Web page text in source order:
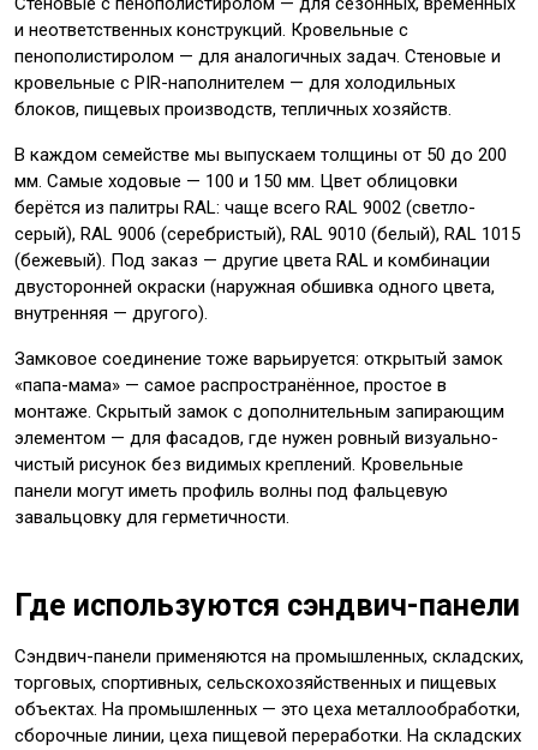
и неответственных конструкций. Кровельные с
пенополистиролом — для аналогичных задач. Стеновые и
кровельные с PIR-наполнителем — для холодильных
блоков, пищевых производств, тепличных хозяйств.
В каждом семействе мы выпускаем толщины от 50 до 200
мм. Самые ходовые — 100 и 150 мм. Цвет облицовки
берётся из палитры RAL: чаще всего RAL 9002 (светло-
серый), RAL 9006 (серебристый), RAL 9010 (белый), RAL 1015
(бежевый). Под заказ — другие цвета RAL и комбинации
двусторонней окраски (наружная обшивка одного цвета,
внутренняя — другого).
Замковое соединение тоже варьируется: открытый замок
«папа-мама» — самое распространённое, простое в
монтаже. Скрытый замок с дополнительным запирающим
элементом — для фасадов, где нужен ровный визуально-
чистый рисунок без видимых креплений. Кровельные
панели могут иметь профиль волны под фальцевую
завальцовку для герметичности.
Где используются сэндвич-панели
Сэндвич-панели применяются на промышленных, складских,
торговых, спортивных, сельскохозяйственных и пищевых
объектах. На промышленных — это цеха металлообработки,
сборочные линии, цеха пищевой переработки. На складских